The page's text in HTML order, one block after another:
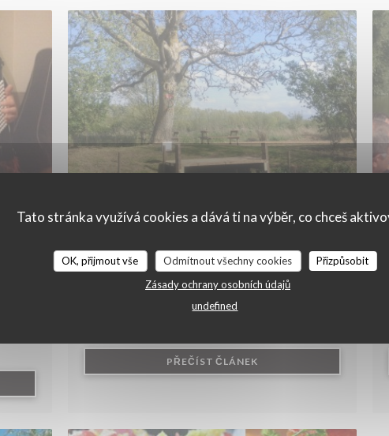
Tato stránka využívá cookies a dává ti na výběr, co chceš
OK, přijmout vše Odmítnout všechny cookies
Přizpůsobit
Zásady ochrany osobních údajů
undefined
En escute dans le marais de
Saint-Omer
PŘEČÍST ČLÁNEK((OTEVŘE SE V NOVÉM